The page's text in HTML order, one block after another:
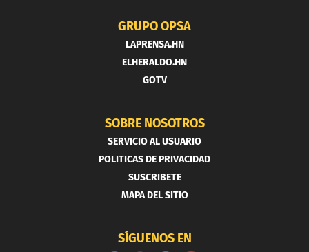
GRUPO OPSA
LAPRENSA.HN
ELHERALDO.HN
GOTV
SOBRE NOSOTROS
SERVICIO AL USUARIO
POLITICAS DE PRIVACIDAD
SUSCRIBETE
MAPA DEL SITIO
SÍGUENOS EN